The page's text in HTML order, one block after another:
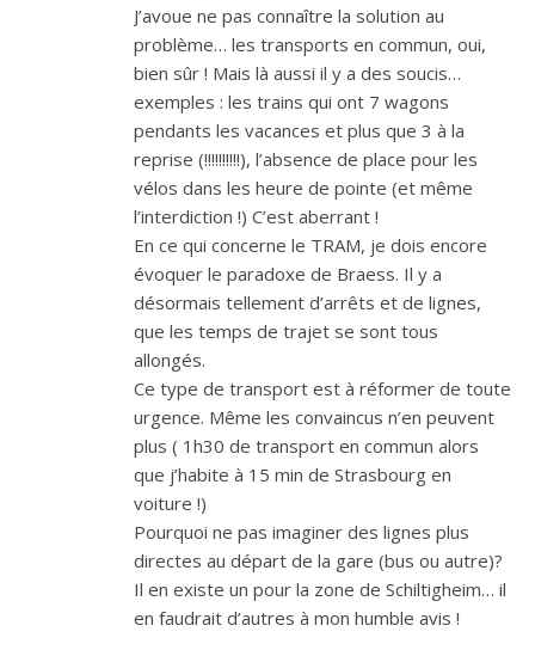
J’avoue ne pas connaître la solution au
problème… les transports en commun, oui,
bien sûr ! Mais là aussi il y a des soucis…
exemples : les trains qui ont 7 wagons
pendants les vacances et plus que 3 à la
reprise (!!!!!!!!!!), l’absence de place pour les
vélos dans les heure de pointe (et même
l’interdiction !) C’est aberrant !
En ce qui concerne le TRAM, je dois encore
évoquer le paradoxe de Braess. Il y a
désormais tellement d’arrêts et de lignes,
que les temps de trajet se sont tous
allongés.
Ce type de transport est à réformer de toute
urgence. Même les convaincus n’en peuvent
plus ( 1h30 de transport en commun alors
que j’habite à 15 min de Strasbourg en
voiture !)
Pourquoi ne pas imaginer des lignes plus
directes au départ de la gare (bus ou autre)?
Il en existe un pour la zone de Schiltigheim… il
en faudrait d’autres à mon humble avis !